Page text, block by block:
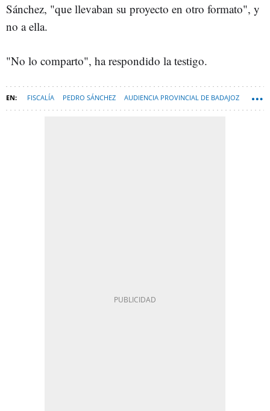
Sánchez, "que llevaban su proyecto en otro formato", y
no a ella.
"No lo comparto", ha respondido la testigo.
FISCALÍA PEDRO SÁNCHEZ AUDIENCIA PROVINCIAL DE BADAJOZ